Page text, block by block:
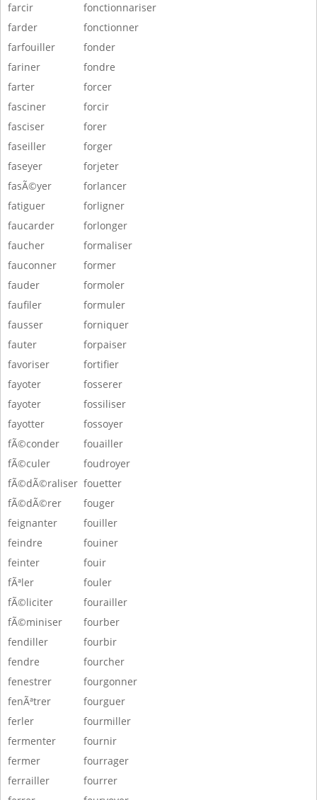
farcir
farder
farfouiller
fariner
farter
fasciner
fasciser
faseiller
faseyer
fasÃ©yer
fatiguer
faucarder
faucher
fauconner
fauder
faufiler
fausser
fauter
favoriser
fayoter
fayoter
fayotter
fÃ©conder
fÃ©culer
fÃ©dÃ©raliser
fÃ©dÃ©rer
feignanter
feindre
feinter
fÃªler
fÃ©liciter
fÃ©miniser
fendiller
fendre
fenestrer
fenÃªtrer
ferler
fermenter
fermer
ferrailler
fonctionnariser
fonctionner
fonder
fondre
forcer
forcir
forer
forger
forjeter
forlancer
forligner
forlonger
formaliser
former
formoler
formuler
forniquer
forpaiser
fortifier
fosserer
fossiliser
fossoyer
fouailler
foudroyer
fouetter
fouger
fouiller
fouiner
fouir
fouler
fourailler
fourber
fourbir
fourcher
fourgonner
fourguer
fourmiller
fournir
fourrager
fourrer